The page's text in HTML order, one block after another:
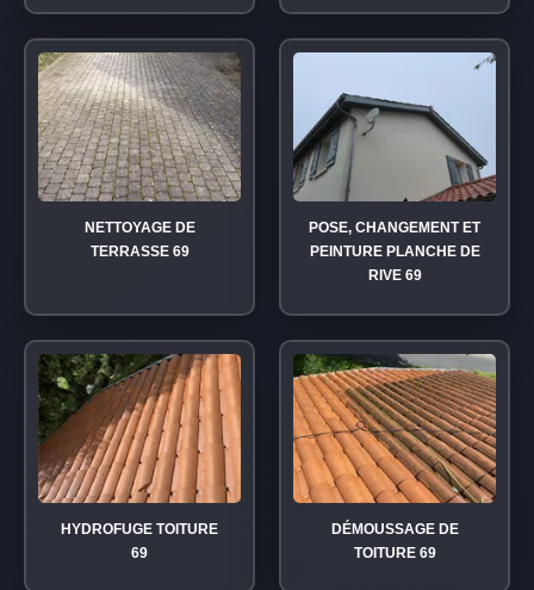
NETTOYAGE DE
TERRASSE 69
POSE, CHANGEMENT ET
PEINTURE PLANCHE DE
RIVE 69
HYDROFUGE TOITURE
69
DÉMOUSSAGE DE
TOITURE 69